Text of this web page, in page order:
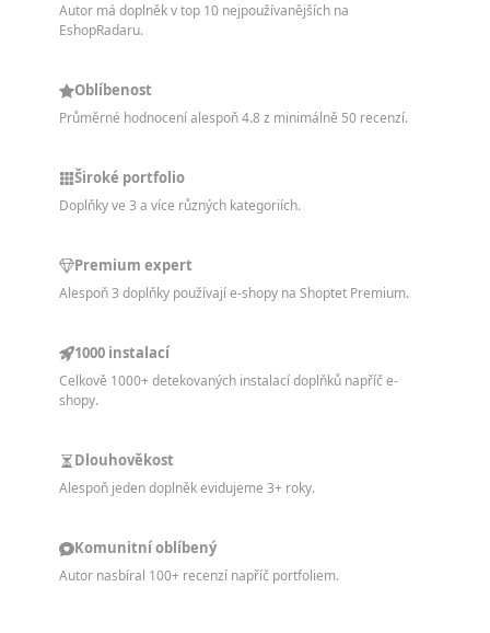
Autor má doplněk v top 10 nejpoužívanějších na
EshopRadaru.
Oblíbenost
Průměrné hodnocení alespoň 4.8 z minimálně 50 recenzí.
Široké portfolio
Doplňky ve 3 a více různých kategoriích.
Premium expert
Alespoň 3 doplňky používají e-shopy na Shoptet Premium.
1000 instalací
Celkově 1000+ detekovaných instalací doplňků napříč e-
shopy.
Dlouhověkost
Alespoň jeden doplněk evidujeme 3+ roky.
Komunitní oblíbený
Autor nasbíral 100+ recenzí napříč portfoliem.